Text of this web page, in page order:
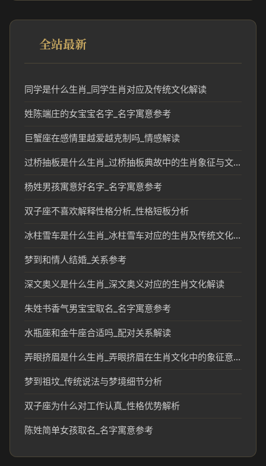
全站最新
同学是什么生肖_同学生肖对应及传统文化解读
姓陈端庄的女宝宝名字_名字寓意参考
巨蟹座在感情里越爱越克制吗_情感解读
过桥抽板是什么生肖_过桥抽板典故中的生肖象征与文化解析
杨姓男孩寓意好名字_名字寓意参考
双子座不喜欢解释性格分析_性格短板分析
冰柱雪车是什么生肖_冰柱雪车对应的生肖及传统文化解析
梦到和情人结婚_关系参考
深文奥义是什么生肖_深文奥义对应的生肖文化解读
朱姓书香气男宝宝取名_名字寓意参考
水瓶座和金牛座合适吗_配对关系解读
弄眼挤眉是什么生肖_弄眼挤眉在生肖文化中的象征意义
梦到祖坟_传统说法与梦境细节分析
双子座为什么对工作认真_性格优势解析
陈姓简单女孩取名_名字寓意参考